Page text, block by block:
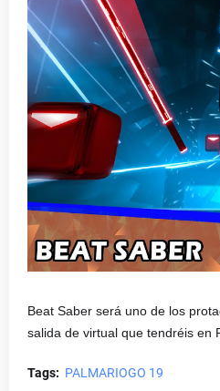
Beat Saber será uno de los
salida de virtual que tendréis en
Tags: PALMARIOGO 19